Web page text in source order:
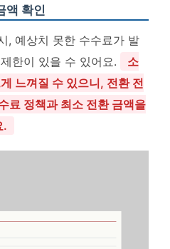
액 확인
, 예상치 못한 수수료가 발
한이 있을 수 있어요.
소
느껴질 수 있으니, 전환 전
료 정책과 최소 전환 금액을
.